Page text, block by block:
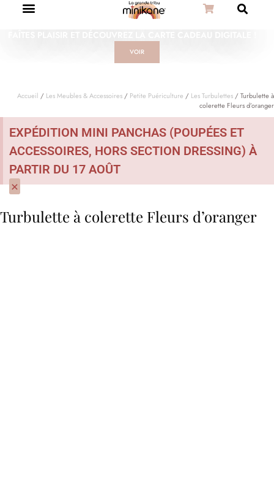
VOIR
Accueil / Les Meubles & Accessoires / Petite Puériculture / Les Turbulettes / Turbulette à
colerette Fleurs d’oranger
EXPÉDITION MINI PANCHAS (POUPÉES ET
ACCESSOIRES, HORS SECTION DRESSING) À
PARTIR DU 17 AOÛT
×
Turbulette à colerette Fleurs d’oranger